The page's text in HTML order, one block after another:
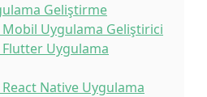
Geliştirme
Uygulama Geliştirici
Uygulama
Native Uygulama